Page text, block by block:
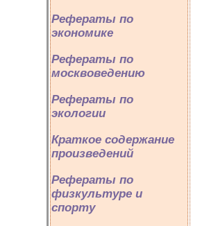
Рефераты по
экономике
Рефераты по
москвоведению
Рефераты по
экологии
Краткое содержание
произведений
Рефераты по
физкультуре и
спорту